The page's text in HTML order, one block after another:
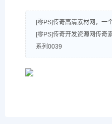
[零PS]传奇高清素材网，一
[零PS]传奇开发资源网传奇
系列0039